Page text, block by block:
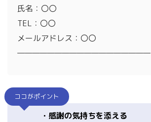
氏名：〇〇
TEL：〇〇
メールアドレス：〇〇
——————————————————
ココがポイント
・感謝の気持ちを添える